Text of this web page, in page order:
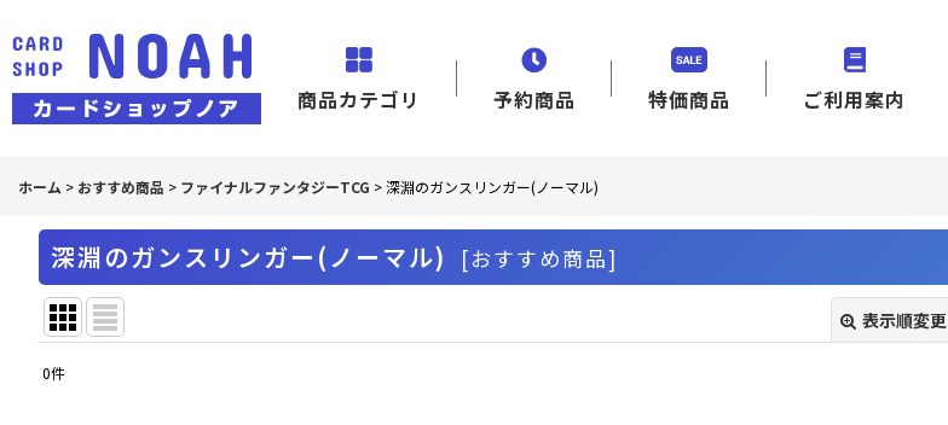
商品カテゴリ 予約商品 特価商品 ご利用案内
ホーム > おすすめ商品 > ファイナルファンタジーTCG >深淵のガンスリンガー(ノーマル)
深淵のガンスリンガー(ノーマル) [おすすめ商品]
表示順変更
0件